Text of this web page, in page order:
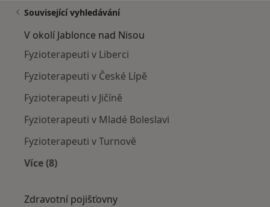
Související vyhledávání
V okolí Jablonce nad Nisou
Fyzioterapeuti v Liberci
Fyzioterapeuti v České Lípě
Fyzioterapeuti v Jičíně
Fyzioterapeuti v Mladé Boleslavi
Fyzioterapeuti v Turnově
Více (8)
Zdravotní pojišťovny